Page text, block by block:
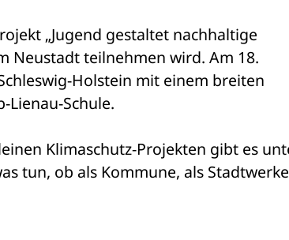
„Jugend gestaltet nachhaltige
Neustadt teilnehmen wird. Am 18.
Holstein mit einem breiten
Lienau-Schule.
tun, ob als Kommune, als Stadtwerke